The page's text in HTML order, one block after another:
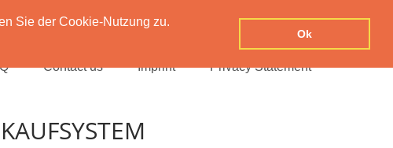
Sie der Cookie-Nutzung zu.
Ok
Contact us Imprint Privacy Statement